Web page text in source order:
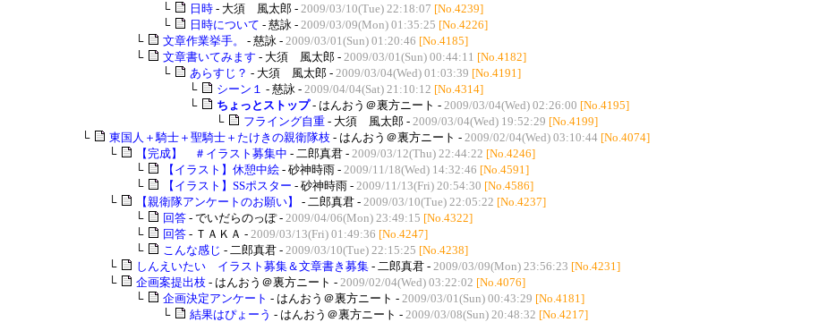
└
日時 - 大須 風太郎 - 2009/03/10(Tue) 22:18:07 [No.4239]
└
日時について - 慈詠 - 2009/03/09(Mon) 01:35:25 [No.4226]
└
文章作業挙手。 - 慈詠 - 2009/03/01(Sun) 01:20:46 [No.4185]
└
文章書いてみます - 大須 風太郎 - 2009/03/01(Sun) 00:44:11 [No.4182]
└
あらすじ？ - 大須 風太郎 - 2009/03/04(Wed) 01:03:39 [No.4191]
└
シーン１ - 慈詠 - 2009/04/04(Sat) 21:10:12 [No.4314]
└
ちょっとストップ- はんおう＠裏方ニート - 2009/03/04(Wed) 02:26:00 [No.4195]
└
フライング自重 - 大須 風太郎 - 2009/03/04(Wed) 19:52:29 [No.4199]
└
東国人＋騎士＋聖騎士＋たけきの親衛隊枝 - はんおう＠裏方ニート - 2009/02/04(Wed) 03:10:44 [No.4074]
└
【完成】 ＃イラスト募集中 - 二郎真君 - 2009/03/12(Thu) 22:44:22 [No.4246]
└
【イラスト】休憩中絵 - 砂神時雨 - 2009/11/18(Wed) 14:32:46 [No.4591]
└
【イラスト】SSポスター - 砂神時雨 - 2009/11/13(Fri) 20:54:30 [No.4586]
└
【親衛隊アンケートのお願い】 - 二郎真君 - 2009/03/10(Tue) 22:05:22 [No.4237]
└
回答 - でいだらのっぽ - 2009/04/06(Mon) 23:49:15 [No.4322]
└
回答 - ＴＡＫＡ - 2009/03/13(Fri) 01:49:36 [No.4247]
└
こんな感じ - 二郎真君 - 2009/03/10(Tue) 22:15:25 [No.4238]
└
しんえいたい イラスト募集＆文章書き募集 - 二郎真君 - 2009/03/09(Mon) 23:56:23 [No.4231]
└
企画案提出枝 - はんおう＠裏方ニート - 2009/02/04(Wed) 03:22:02 [No.4076]
└
企画決定アンケート - はんおう＠裏方ニート - 2009/03/01(Sun) 00:43:29 [No.4181]
└
結果はぴょーう - はんおう＠裏方ニート - 2009/03/08(Sun) 20:48:32 [No.4217]